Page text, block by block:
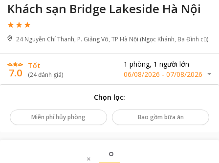
Khách sạn Bridge Lakeside Hà Nội
24 Nguyễn Chí Thanh, P. Giảng Võ, TP Hà Nội (Ngọc Khánh, Ba Đình cũ)
7.0
Tốt
(24đánh giá)
1 phòng, 1 người lớn
06/08/2026 - 07/08/2026
Chọn lọc:
Miễn phí hủy phòng Bao gồm bữa ăn